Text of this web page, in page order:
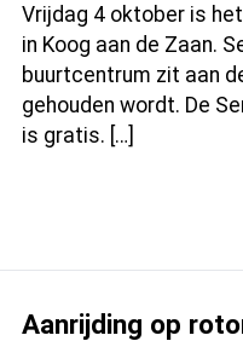
Vrijdag 4 oktober is
in Koog aan de Zaan.
buurtcentrum zit aan
gehouden wordt. De
is gratis. […]
Aanrijding op